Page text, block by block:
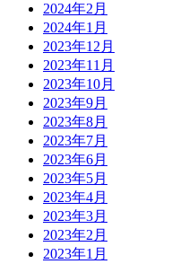
2024年2月
2024年1月
2023年12月
2023年11月
2023年10月
2023年9月
2023年8月
2023年7月
2023年6月
2023年5月
2023年4月
2023年3月
2023年2月
2023年1月